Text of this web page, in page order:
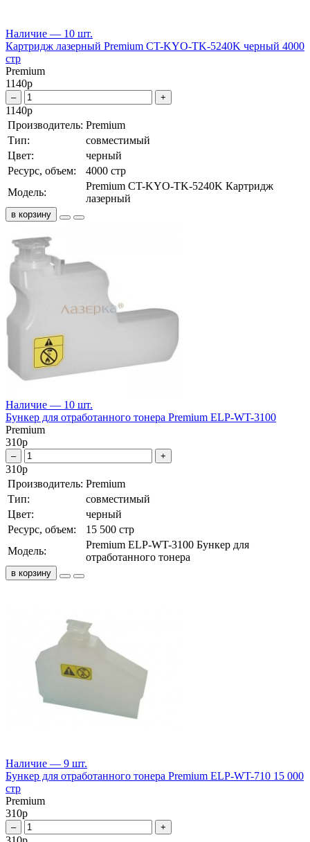
Наличие — 10 шт.
Картридж лазерный Premium CT-KYO-TK-5240K черный 4000
стр
Premium
1140р
– +
1140р
Производитель: Premium
Тип:
совместимый
Цвет:
черный
Ресурс, объем:
4000 стр
Модель:
Premium CT-KYO-TK-5240K Картридж
лазерный
в корзину
Наличие — 10 шт.
Бункер для отработанного тонера Premium ELP-WT-3100
Premium
310р
– +
310р
Производитель: Premium
Тип:
совместимый
Цвет:
черный
Ресурс, объем:
15 500 стр
Модель:
Premium ELP-WT-3100 Бункер для
отработанного тонера
в корзину
Наличие — 9 шт.
Бункер для отработанного тонера Premium ELP-WT-710 15 000
стр
Premium
310р
– +